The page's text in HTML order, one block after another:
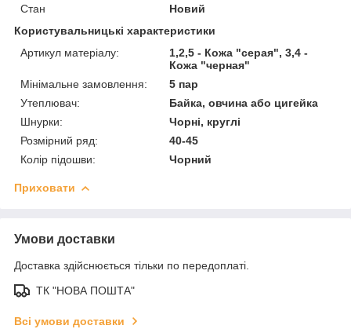
Стан
Новий
Користувальницькі характеристики
Артикул матеріалу:
1,2,5 - Кожа "серая", 3,4 -
Кожа "черная"
Мінімальне замовлення:
5 пар
Утеплювач:
Байка, овчина або цигейка
Шнурки:
Чорні, круглі
Розмірний ряд:
40-45
Колір підошви:
Чорний
Приховати
Умови доставки
Доставка здійснюється тільки по передоплаті.
ТК "НОВА ПОШТА"
Всі умови доставки